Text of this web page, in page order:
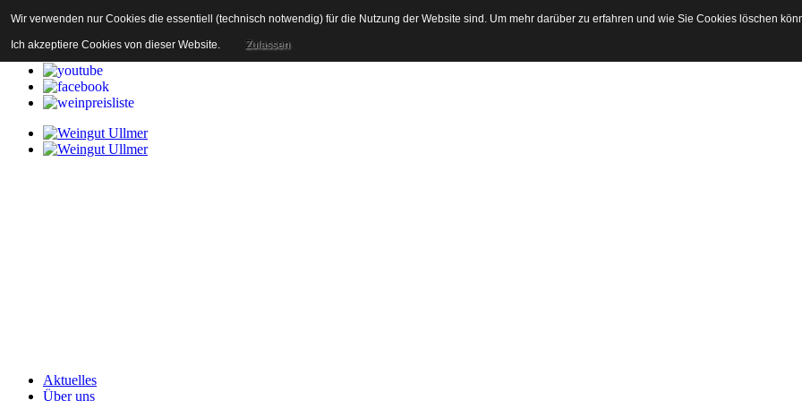
Impressum / Datenschutz
Anfahrt
Kontakt
Aktuelles
Über uns
Wir verwenden nur Cookies die essentiell (technisch notwendig) für die Nutzung der Website sind. Um mehr darüber zu erfahren und wie Sie Cookies löschen
Ich akzeptiere Cookies von dieser Website. Zulassen